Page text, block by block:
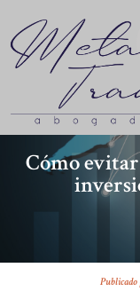
Cómo
Publicado